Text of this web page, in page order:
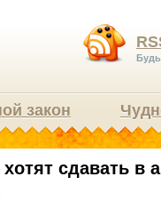
закон
сдавать в